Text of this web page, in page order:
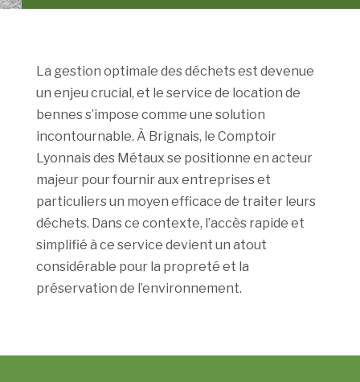
La gestion optimale des déchets est devenue
un enjeu crucial, et le service de location de
bennes s’impose comme une solution
incontournable. À Brignais, le Comptoir
Lyonnais des Métaux se positionne en acteur
majeur pour fournir aux entreprises et
particuliers un moyen efficace de traiter leurs
déchets. Dans ce contexte, l’accès rapide et
simplifié à ce service devient un atout
considérable pour la propreté et la
préservation de l’environnement.